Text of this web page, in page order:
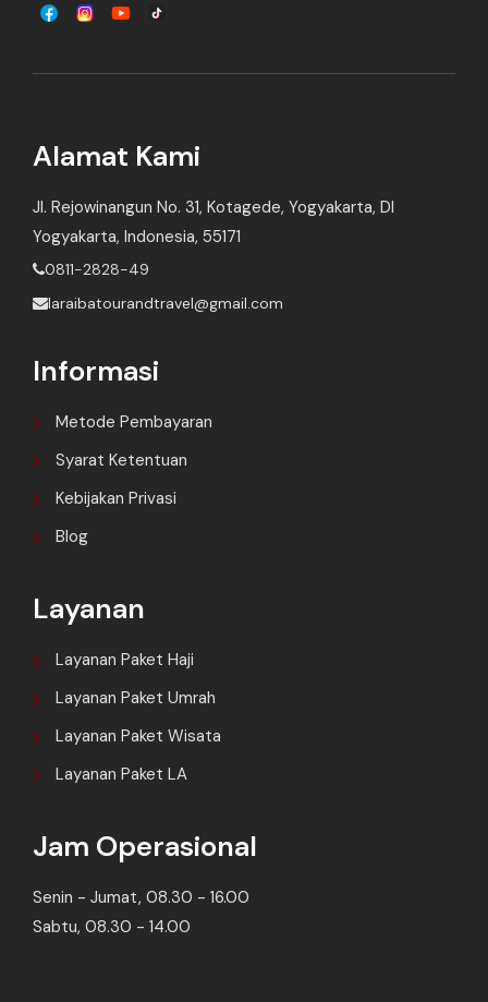
Alamat Kami
Jl. Rejowinangun No. 31, Kotagede, Yogyakarta, DI
Yogyakarta, Indonesia, 55171
0811-2828-49
laraibatourandtravel@gmail.com
Informasi
Metode Pembayaran
Syarat Ketentuan
Kebijakan Privasi
Blog
Layanan
Layanan Paket Haji
Layanan Paket Umrah
Layanan Paket Wisata
Layanan Paket LA
Jam Operasional
Senin - Jumat, 08.30 - 16.00
Sabtu, 08.30 - 14.00